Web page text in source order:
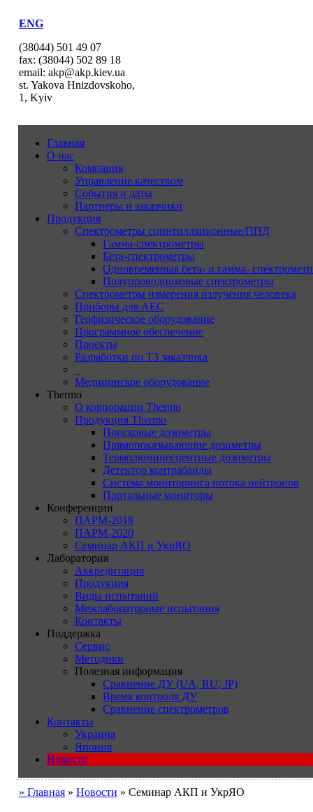
ENG
(38044) 501 49 07
fax: (38044) 502 89 18
email: akp@akp.kiev.ua
st. Yakova Hnizdovskoho,
1, Kyiv
Главная
О нас
Компания
Управление качеством
События и даты
Партнеры и заказчики
Продукция
Спектрометры сцинтилляционные/ППД
Гамма-спектрометры
Бета-спектрометры
Одновременная бета- и гамма-
Полупроводниковые спектрометры
Спектрометры измерения излучения человека
Приборы для АЕС
Геофизическое оборудование
Программное обеспечение
Проекты
Разработки по ТЗ заказчика
Медицинское оборудование
Thermo
О корпорации Thermo
Продукция Thermo
Поисковые дозиметры
Прямопоказывающие дозиметры
Термолюминесцентные дозиметры
Детектор контрабанды
Система мониторинга потока нейтронов
Портальные мониторы
Конференции
ПАРМ-2018
ПАРМ-2020
Семинар АКП и УкрЯО
Лаборатория
Аккредитация
Продукция
Виды испытаний
Межлабораторные испытания
Контакты
Поддержка
Сервис
Методики
Полезная информация
Сравнение ДУ (UA, RU, JP)
Время контроля ДУ
Сравнение спектрометров
Контакты
Украина
Япония
Новости
» Главная » Новости » Семинар АКП и УкрЯО